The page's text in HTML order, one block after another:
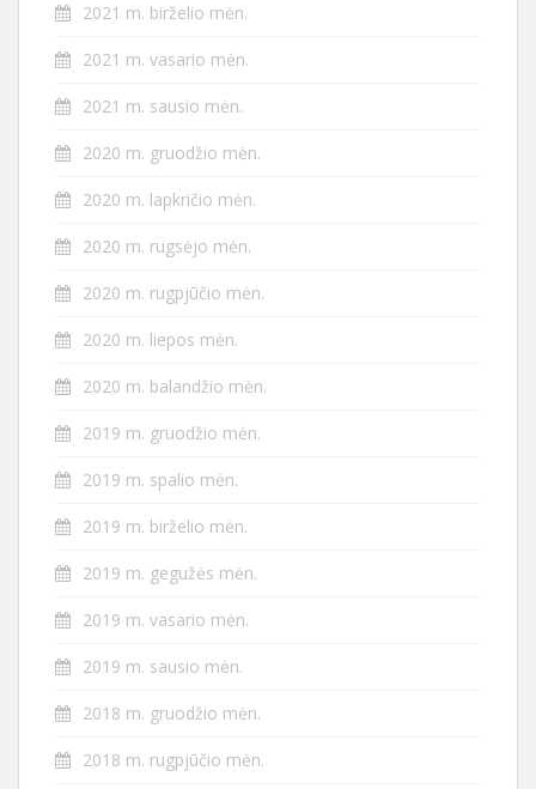
2021 m. birželio mėn.
2021 m. vasario mėn.
2021 m. sausio mėn.
2020 m. gruodžio mėn.
2020 m. lapkričio mėn.
2020 m. rugsėjo mėn.
2020 m. rugpjūčio mėn.
2020 m. liepos mėn.
2020 m. balandžio mėn.
2019 m. gruodžio mėn.
2019 m. spalio mėn.
2019 m. birželio mėn.
2019 m. gegužės mėn.
2019 m. vasario mėn.
2019 m. sausio mėn.
2018 m. gruodžio mėn.
2018 m. rugpjūčio mėn.